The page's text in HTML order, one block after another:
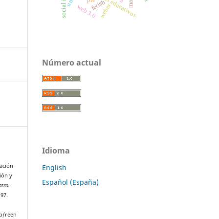
y
reen
weber
fetish
web 3.0
Número actual
Idioma
English
Español (España)